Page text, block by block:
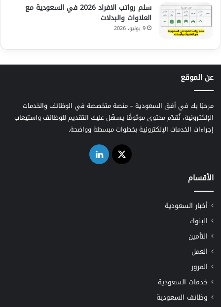
سلم رواتب الافراد 2026 في السعودية مع
العلاوات والبدلات
9 يونيو، 2026
عن الموقع
مرحبًا بك في أفق السعودية – منصة متخصصة في الوظائف والخدمات
الإلكترونية، نُقدّم محتوى موثوقًا يسهّل عليك التقديم للوظائف واستيعاب
إجراءات الخدمات الإلكترونية بخطوات مبسطة وواضحة.
‫X لينكدإن
الأقسام
أخبار السعودية
البنوك
التأمين
العمل
المرور
خدمات السعودية
وظائف السعودية